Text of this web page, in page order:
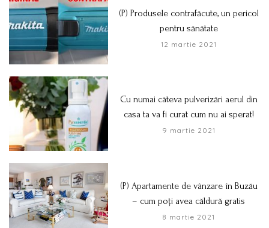
(P) Produsele contrafăcute, un pericol
pentru sănătate
12 martie 2021
Cu numai câteva pulverizări aerul din
casa ta va fi curat cum nu ai sperat!
9 martie 2021
(P) Apartamente de vânzare în Buzău
– cum poți avea căldură gratis
8 martie 2021